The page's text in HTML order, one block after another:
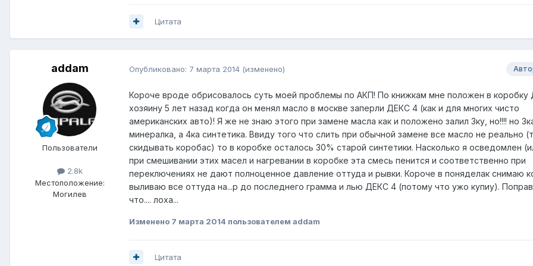
Цитата
addam
Пользователи
2.8k
Местоположение:
Могилев
Опубликовано: 7 марта 2014 (изменено)
Короче вроде обрисовалось суть моей проблемы по АКП! По книжкам мне положен в коробку
хозяину 5 лет назад когда он менял масло в москве заперли ДЕКС 4 (как и для многих чисто
американских авто)! Я же не знаю этого при замене масла как и положено залил 3ку, но!!!! но
минералка, а 4ка синтетика. Ввиду того что слить при обычной замене все масло не реально
скидывать коробас) то в коробке осталось 30% старой синтетики. Насколько я осведомлен
при смешивании этих масел и нагревании в коробке эта смесь пенится и соответственно при
переключениях не дают полноценное давление оттуда и рывки. Короче в поняделак снимаю
выливаю все оттуда на...р до последнего грамма и лью ДЕКС 4 (потому что ужо купиу).
что.... лоха...
Изменено 7 марта 2014 пользователем addam
Цитата